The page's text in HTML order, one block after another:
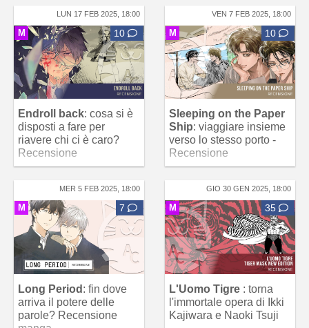
LUN 17 FEB 2025, 18:00
M 10
Endroll back: cosa si è
disposti a fare per
riavere chi ci è caro?
Recensione
VEN 7 FEB 2025, 18:00
M 10
Sleeping on the Paper
Ship: viaggiare insieme
verso lo stesso porto -
Recensione
MER 5 FEB 2025, 18:00
M 7
Long Period : fin dove
arriva il potere delle
parole? Recensione
GIO 30 GEN 2025, 18:00
M 35
L'Uomo Tigre : torna
l'immortale opera di Ikki
Kajiwara e Naoki Tsuji